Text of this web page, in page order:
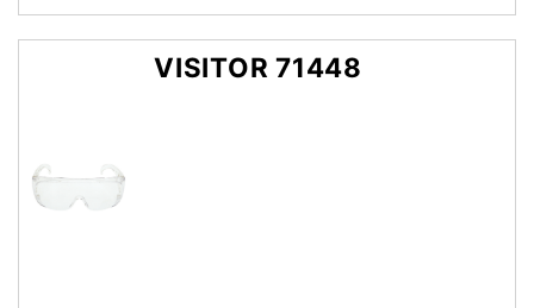
VISITOR 71448